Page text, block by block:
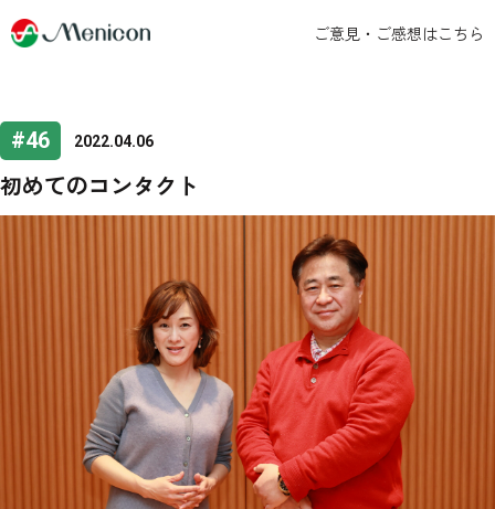
ご意見・ご感想はこちら
#46
初めてのコンタクト
2022.04.06